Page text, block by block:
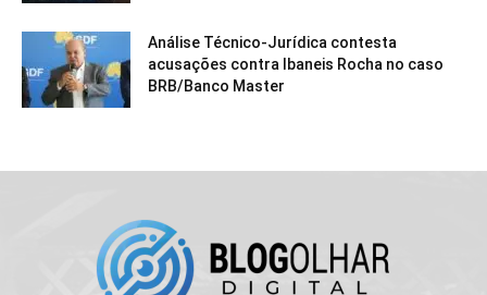
Análise Técnico-Jurídica contesta
acusações contra Ibaneis Rocha no caso
BRB/Banco Master